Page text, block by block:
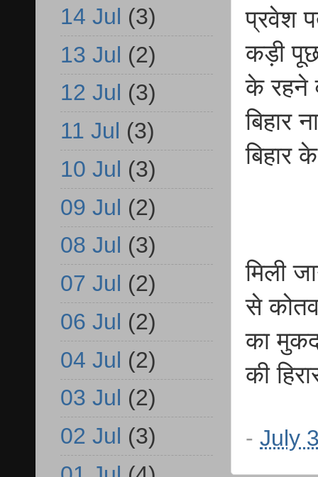
प्रवेश
कड़ी
के रहने
बिहार
बिहार
मिली
से
का
की
- July
14 Jul (3)
13 Jul (2)
12 Jul (3)
11 Jul (3)
10 Jul (3)
09 Jul (2)
08 Jul (3)
07 Jul (2)
06 Jul (2)
04 Jul (2)
03 Jul (2)
02 Jul (3)